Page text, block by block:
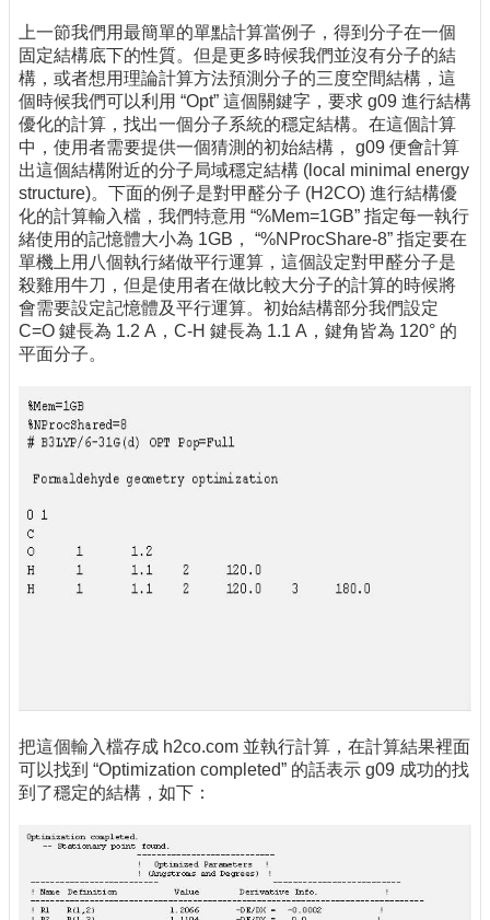
上一節我們用最簡單的單點計算當例子，得到分子在一個
固定結構底下的性質。但是更多時候我們並沒有分子的結
構，或者想用理論計算方法預測分子的三度空間結構，這
個時候我們可以利用 “Opt” 這個關鍵字，要求 g09 進行結構
優化的計算，找出一個分子系統的穩定結構。在這個計算
中，使用者需要提供一個猜測的初始結構， g09 便會計算
出這個結構附近的分子局域穩定結構 (local minimal energy
structure)。下面的例子是對甲醛分子 (H2CO) 進行結構優
化的計算輸入檔，我們特意用 “%Mem=1GB” 指定每一執行
緒使用的記憶體大小為 1GB， “%NProcShare-8” 指定要在
單機上用八個執行緒做平行運算，這個設定對甲醛分子是
殺雞用牛刀，但是使用者在做比較大分子的計算的時候將
會需要設定記憶體及平行運算。初始結構部分我們設定
C=O 鍵長為 1.2 A，C-H 鍵長為 1.1 A，鍵角皆為 120° 的
平面分子。
把這個輸入檔存成 h2co.com 並執行計算，在計算結果裡面
可以找到 “Optimization completed” 的話表示 g09 成功的找
到了穩定的結構，如下：